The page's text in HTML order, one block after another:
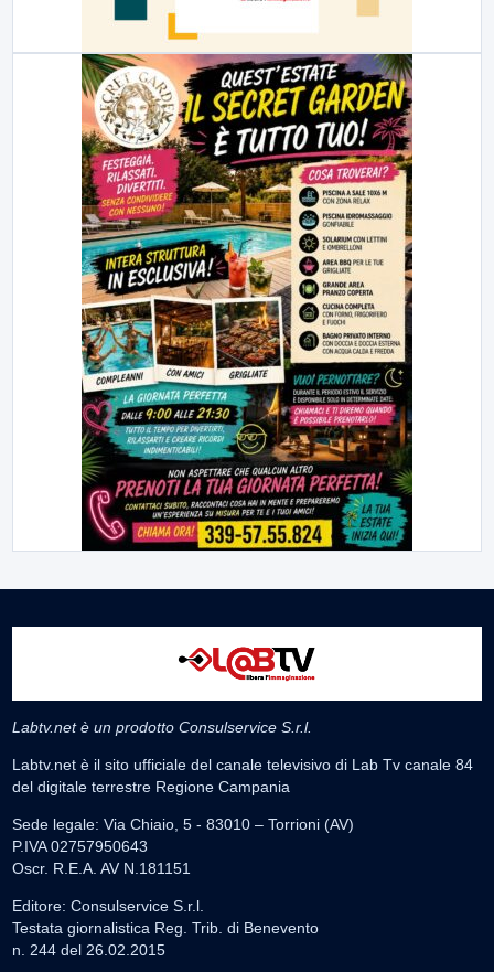
Labtv.net è un prodotto Consulservice S.r.l.
Labtv.net è il sito ufficiale del canale televisivo di Lab Tv canale 84
del digitale terrestre Regione Campania
Sede legale: Via Chiaio, 5 - 83010 – Torrioni (AV)
P.IVA 02757950643
Oscr. R.E.A. AV N.181151
Editore: Consulservice S.r.l.
Testata giornalistica Reg. Trib. di Benevento
n. 244 del 26.02.2015